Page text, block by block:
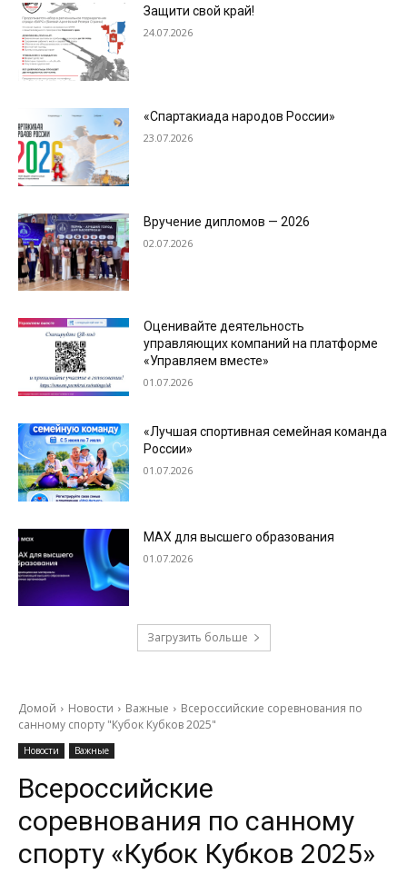
Защити свой край!
24.07.2026
«Спартакиада народов России»
23.07.2026
Вручение дипломов — 2026
02.07.2026
Оценивайте деятельность
управляющих компаний на платформе
«Управляем вместе»
01.07.2026
«Лучшая спортивная семейная команда
России»
01.07.2026
МАХ для высшего образования
01.07.2026
Загрузить больше